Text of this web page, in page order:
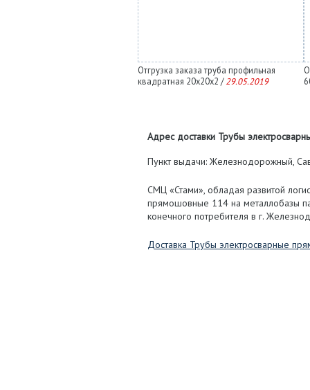
Отгрузка заказа труба профильная
квадратная 20х20х2 / 29.05.2019
Адрес доставки Трубы
Пункт выдачи: Железнодорожный,
СМЦ «Стами», обладая развитой
прямошовные 114 на металлобазы
конечного потребителя в г.
Доставка Трубы электросварные